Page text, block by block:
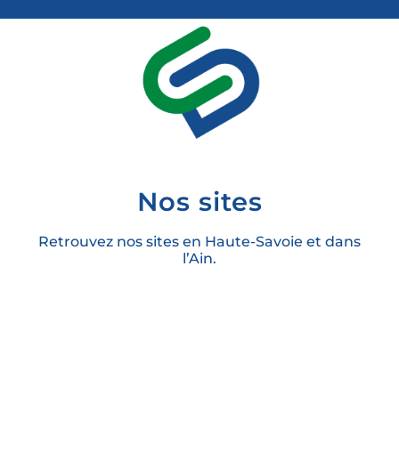
Nos sites
Retrouvez nos sites en Haute-Savoie et dans
l’Ain.